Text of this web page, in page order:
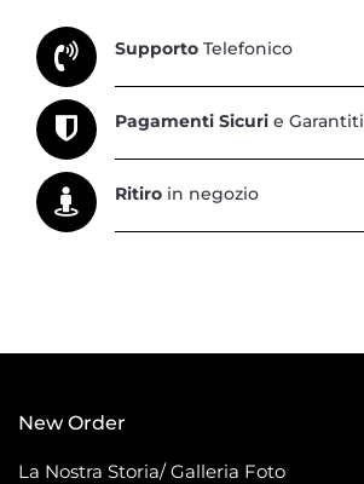
Supporto Telefonico
Pagamenti Sicuri e Garantiti
Ritiro in negozio
New Order
La Nostra Storia/ Galleria Foto